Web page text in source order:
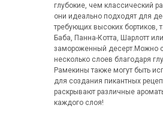
глубокие, чем классический
они идеально подходят для
требующих высоких бортиков,
Баба, Панна-Котта, Шарлотт или
замороженный десерт.Можно
несколько слоев благодаря
Рамекины также могут быть
для создания пикантных
раскрывают различные
каждого слоя!